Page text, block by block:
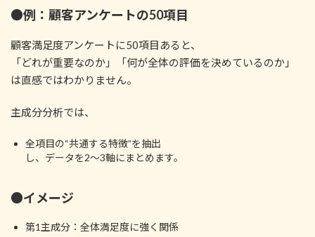
●例：顧客アンケートの50項目
顧客満足度アンケートに50項目あると、
「どれが重要なのか」「何が全体の評価を決めているのか」
は直感ではわかりません。
主成分分析では、
全項目の“共通する特徴”を抽出
し、データを2〜3軸にまとめます。
●イメージ
第1主成分：全体満足度に強く関係